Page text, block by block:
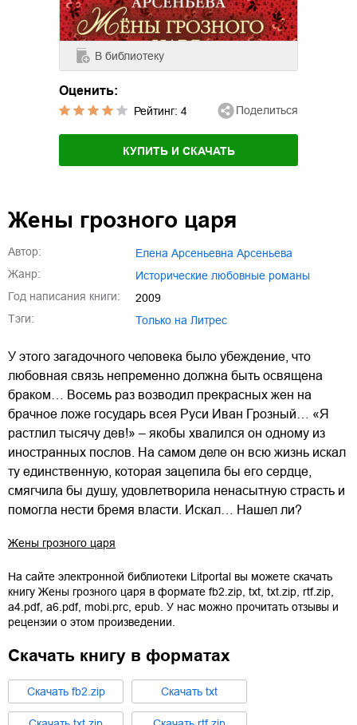
В библиотеку
Оценить:
Рейтинг: 4 Поделиться
КУПИТЬ И СКАЧАТЬ
Жены грозного царя
Автор:
Елена Арсеньевна Арсеньева
Жанр:
исторические любовные романы
Год написания книги:
2009
Тэги:
Только на Литрес
У этого загадочного человека было убеждение, что
любовная связь непременно должна быть освящена
браком… Восемь раз возводил прекрасных жен на
брачное ложе государь всея Руси Иван Грозный… «Я
растлил тысячу дев!» – якобы хвалился он одному из
иностранных послов. На самом деле он всю жизнь искал
ту единственную, которая зацепила бы его сердце,
смягчила бы душу, удовлетворила ненасытную страсть и
помогла нести бремя власти. Искал… Нашел ли?
Жены грозного царя
На сайте электронной библиотеки Litportal вы можете скачать
книгу Жены грозного царя в формате fb2.zip txt txt.zip rtf.zip
a4.pdf, a6.pdf, mobi.prc epub . У нас можно прочитать отзывы и
рецензии о этом произведении.
Скачать книгу в форматах
Cкачать fb2.zip Cкачать txt